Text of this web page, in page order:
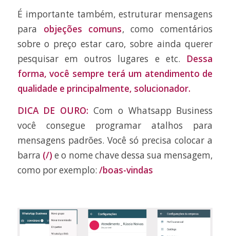
É importante também, estruturar mensagens
para objeções comuns, como comentários
sobre o preço estar caro, sobre ainda querer
pesquisar em outros lugares e etc. Dessa
forma, você sempre terá um atendimento de
qualidade e principalmente, solucionador.
DICA DE OURO: Com o Whatsapp Business
você consegue programar atalhos para
mensagens padrões. Você só precisa colocar a
barra (/) e o nome chave dessa sua mensagem,
como por exemplo: /boas-vindas